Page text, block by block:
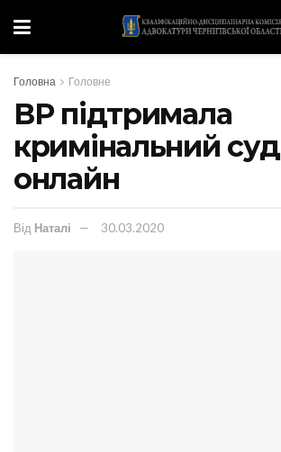
Головна Головне
ВР підтримала
кримінальний суд
онлайн
Від Наталі 30.03.2020